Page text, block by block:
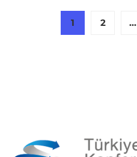
1 2 …